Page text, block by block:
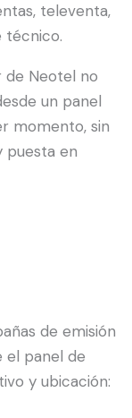
televenta,
técnico.
de Neotel no
un panel
momento, sin
puesta en
de emisión
el panel de
y ubicación: